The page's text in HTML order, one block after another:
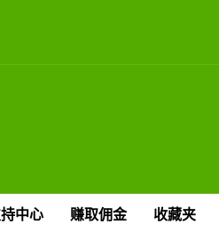
中心 赚取佣金 收藏夹